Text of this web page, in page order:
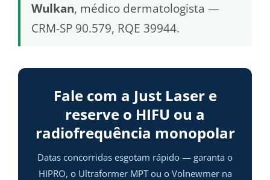
Wulkan, médico dermatologista —
CRM-SP 90.579, RQE 39944.
Fale com a Just Laser e
reserve o HIFU ou a
radiofrequência monopolar
Datas concorridas esgotam rápido — garanta o
HIPRO, o Ultraformer MPT ou o Volnewmer na